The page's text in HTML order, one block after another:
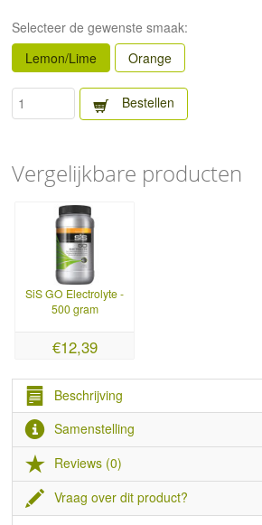
Selecteer de gewenste smaak:
Lemon/Lime
Orange
Bestellen
Vergelijkbare producten
SiS GO Electrolyte -
500 gram
€12,39
Beschrijving
Samenstelling
Reviews (0)
Vraag over dit product?